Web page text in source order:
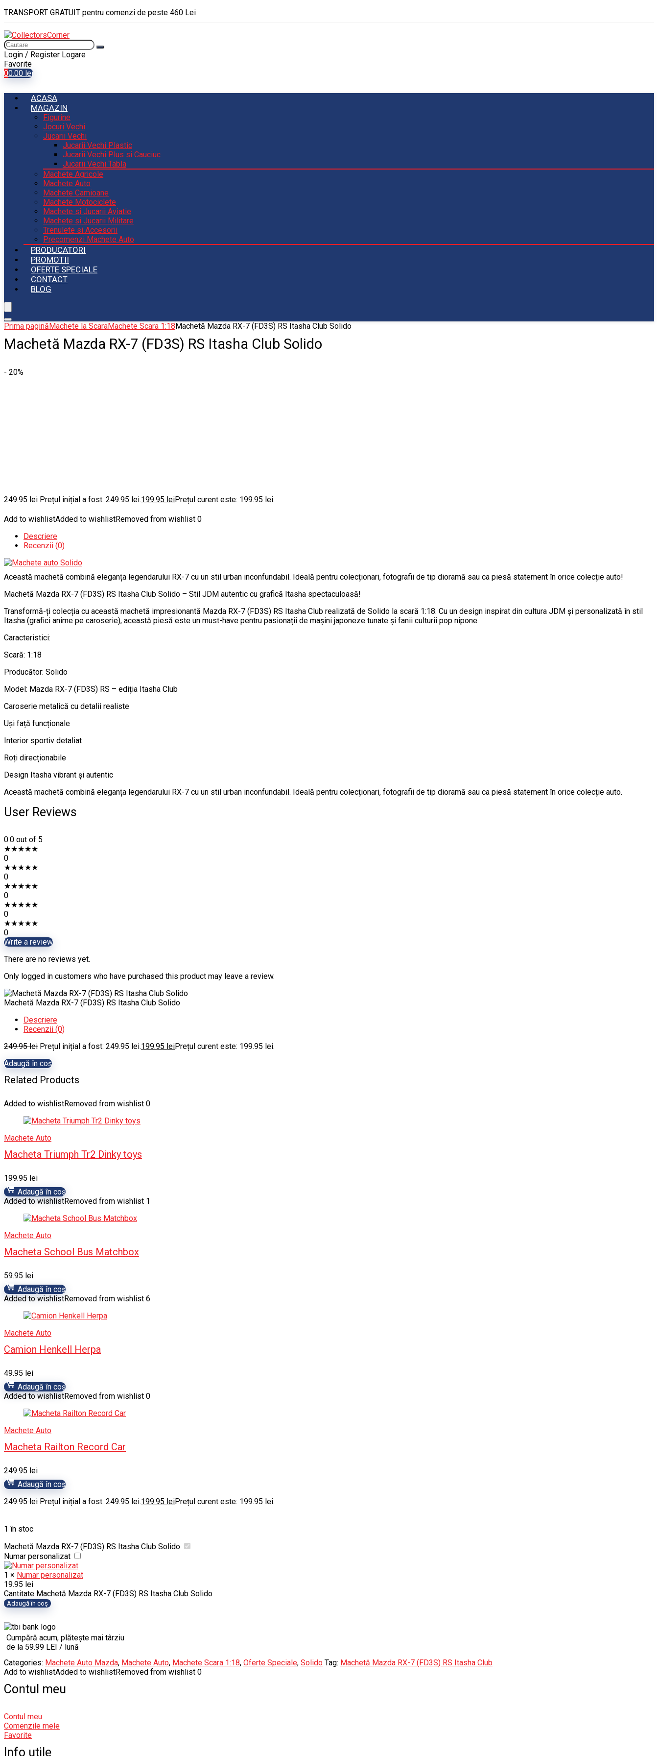
TRANSPORT GRATUIT pentru comenzi de peste 460 Lei
Login / Register Logare
Favorite
00.00 lei
ACASA
MAGAZIN
Figurine
Jocuri Vechi
Jucarii Vechi
Jucarii Vechi Plastic
Jucarii Vechi Plus si Cauciuc
Jucarii Vechi Tabla
Machete Agricole
Machete Auto
Machete Camioane
Machete Motociclete
Machete si Jucarii Aviatie
Machete si Jucarii Militare
Trenulete si Accesorii
Precomenzi Machete Auto
PRODUCATORI
PROMOTII
OFERTE SPECIALE
CONTACT
BLOG
Prima paginăMachete la ScaraMachete Scara 1:18Machetă Mazda RX-7 (FD3S) RS Itasha Club Solido
Machetă Mazda RX-7 (FD3S) RS Itasha Club Solido
- 20%
249.95lei Prețul inițial a fost: 249.95 lei.199.95 leiPrețul curent este: 199.95 lei.
Add to wishlistAdded to wishlistRemoved from wishlist 0
Descriere
Recenzii (0)
Această machetă combină eleganța legendarului RX-7 cu un stil urban inconfundabil. Ideală pentru colecționari, fotografii de tip dioramă sau ca piesă statement în orice colecție auto!
Machetă Mazda RX-7 (FD3S) RS Itasha Club Solido – Stil JDM autentic cu grafică Itasha spectaculoasă!
Transformă-ți colecția cu această machetă impresionantă Mazda RX-7 (FD3S) RS Itasha Club realizată de Solido la scară 1:18. Cu un design inspirat din cultura JDM și personalizată în stil
Itasha (grafici anime pe caroserie), această piesă este un must-have pentru pasionații de mașini japoneze tunate și fanii culturii pop nipone.
Caracteristici:
Scară: 1:18
Producător: Solido
Model: Mazda RX-7 (FD3S) RS – ediția Itasha Club
Caroserie metalică cu detalii realiste
Uși față funcționale
Interior sportiv detaliat
Roți direcționabile
Design Itasha vibrant și autentic
Această machetă combină eleganța legendarului RX-7 cu un stil urban inconfundabil. Ideală pentru colecționari, fotografii de tip dioramă sau ca piesă statement în orice colecție auto.
User Reviews
0.0 out of 5
★★★★★
0
★★★★★
0
★★★★★
0
★★★★★
0
★★★★★
0
Write a review
There are no reviews yet.
Only logged in customers who have purchased this product may leave a review.
Machetă Mazda RX-7 (FD3S) RS Itasha Club Solido
Descriere
Recenzii (0)
249.95lei Prețul inițial a fost: 249.95 lei.199.95 leiPrețul curent este: 199.95 lei.
Adaugă în coș
Related Products
Added to wishlistRemoved from wishlist 0
Machete Auto
Macheta Triumph Tr2 Dinky toys
199.95 lei
Adaugă în coș
Added to wishlistRemoved from wishlist 1
Machete Auto
Macheta School Bus Matchbox
59.95 lei
Adaugă în coș
Added to wishlistRemoved from wishlist 6
Machete Auto
Camion Henkell Herpa
49.95 lei
Adaugă în coș
Added to wishlistRemoved from wishlist 0
Machete Auto
Macheta Railton Record Car
249.95 lei
Adaugă în coș
249.95lei Prețul inițial a fost: 249.95 lei.199.95 leiPrețul curent este: 199.95 lei.
1 în stoc
Machetă Mazda RX-7 (FD3S) RS Itasha Club Solido
Numar personalizat
1 × Numar personalizat
19.95 lei
Cantitate Machetă Mazda RX-7 (FD3S) RS Itasha Club Solido
Adaugă în coș
Cumpără acum, plătește mai târziu
de la 59.99 LEI / lună
Categories: Machete Auto Mazda, Machete Auto, Machete Scara 1:18, Oferte Speciale, Solido Tag: Machetă Mazda RX-7 (FD3S) RS Itasha Club
Add to wishlistAdded to wishlistRemoved from wishlist 0
Contul meu
Contul meu
Comenzile mele
Favorite
Info utile